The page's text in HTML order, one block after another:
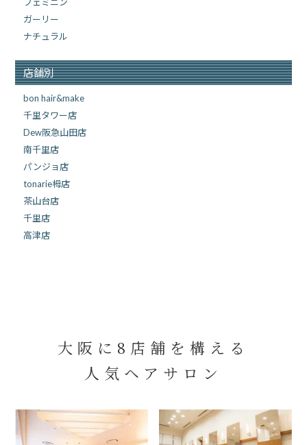
フェミニン
ガーリー
ナチュラル
店舗別
bon hair&make
千里タワー店
Dew阪急山田店
南千里店
パンジョ店
tonarie栂店
茶山台店
千里店
高津店
大阪に8店舗を構える
人気ヘアサロン